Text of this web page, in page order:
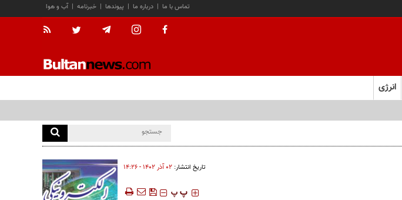
آب و هوا | خبرنامه | پیوندها | درباره ما | تماس با ما
انرژی
تاریخ انتشار: ۰۲ آذر ۱۴۰۲ - ۱۴:۲۶
‍‍‍ پ پ